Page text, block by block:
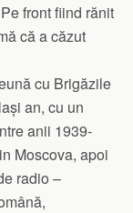
front fiind rănit
că a căzut
cu Brigăzile
an, cu un
anii 1939-
Moscova, apoi
radio –